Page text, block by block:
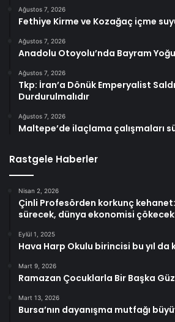
Ağustos 7, 2026
Fethiye Kirme ve Kozağaç içme
Ağustos 7, 2026
Anadolu Otoyolu’nda Bayram
Ağustos 7, 2026
Tkp: İran’a Dönük Emperyalist
Durdurulmalıdır
Ağustos 7, 2026
Maltepe’de ilaçlama çalışmaları
Rastgele Haberler
Nisan 2, 2026
Çinli Profesörden korkunç
sürecek, dünya ekonomisi
Eylül 1, 2025
Hava Harp Okulu birincisi bu yıl da
Mart 9, 2026
Ramazan Çocuklarla Bir Başka
Mart 13, 2026
Bursa’nın dayanışma mutfağı